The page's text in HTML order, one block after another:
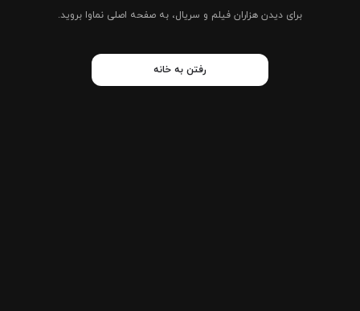
برای دیدن هزاران فیلم و سریال، به صفحه اصلی نماوا بروید.
رفتن به خانه